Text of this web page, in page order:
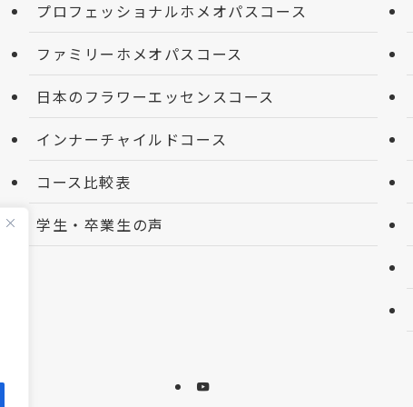
プロフェッショナルホメオパスコース
ファミリーホメオパスコース
日本のフラワーエッセンスコース
インナーチャイルドコース
コース比較表
学生・卒業生の声